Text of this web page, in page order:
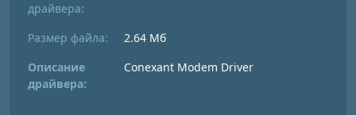
драйвера:
Размер файла:
2.64 Мб
Описание
драйвера:
Conexant Modem Driver